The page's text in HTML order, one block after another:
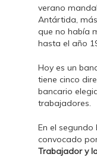
verano
Antártida,
que no había
hasta el año
Hoy es un
tiene cinco
bancario
trabajadores.
En el
convocado
Trabajador y